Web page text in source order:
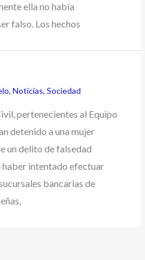
ella no había
falso. Los hechos
,Noticias,Sociedad
pertenecientes al Equipo
detenido a una mujer
un delito de falsedad
haber intentado efectuar
bancarias de